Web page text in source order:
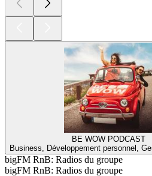
BE WOW PODCAST
Business, Développement personnel,
bigFM RnB: Radios du groupe
bigFM RnB: Radios du groupe